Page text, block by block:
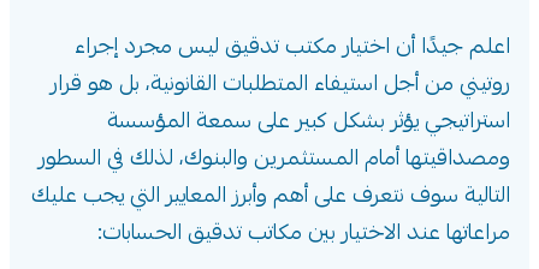
اعلم جيدًا أن اختيار مكتب تدقيق ليس مجرد إجراء
روتيني من أجل استيفاء المتطلبات القانونية، بل هو قرار
استراتيجي يؤثر بشكل كبير على سمعة المؤسسة
ومصداقيتها أمام المستثمرين والبنوك، لذلك في السطور
التالية سوف نتعرف على أهم وأبرز المعايير التي يجب عليك
مراعاتها عند الاختيار بين مكاتب تدقيق الحسابات: